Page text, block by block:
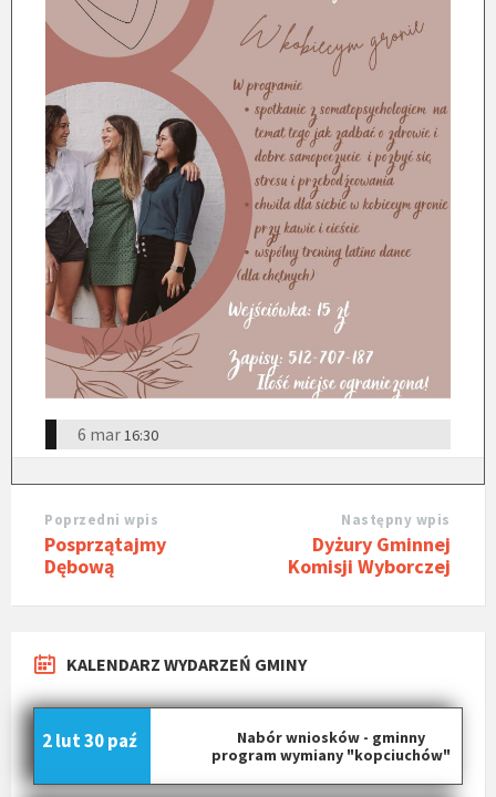
6 mar 16:30
Poprzedni wpis
Posprzątajmy
Dębową
Następny wpis
Dyżury Gminnej
Komisji Wyborczej
KALENDARZ WYDARZEŃ GMINY
Nabór wniosków - gminny
program wymiany "kopciuchów"
2 lut30 paź